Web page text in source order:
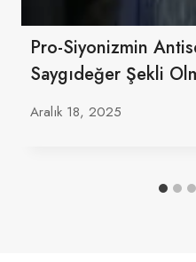
Pro-Siyonizmin
Saygıdeğer Şekli
Aralık 18, 2025